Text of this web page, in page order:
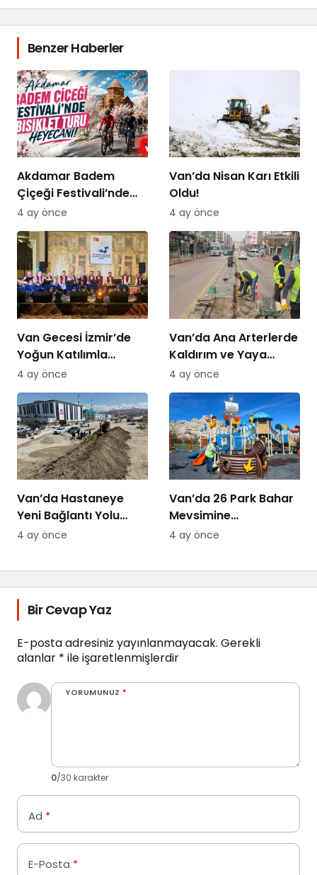
Benzer Haberler
Akdamar Badem
Çiçeği Festivali’nde
Bisiklet Turu Heyecanı
4 ay önce
Van’da Nisan Karı Etkili
Oldu!
4 ay önce
Van Gecesi İzmir’de
Yoğun Katılımla
Düzenlendi
4 ay önce
Van’da Ana Arterlerde
Kaldırım ve Yaya
Yolları Yenileniyor
4 ay önce
Van’da Hastaneye
Yeni Bağlantı Yolu
Yapılıyor
4 ay önce
Van’da 26 Park Bahar
Mevsimine
Hazırlanıyor
4 ay önce
Bir Cevap Yaz
E-posta adresiniz yayınlanmayacak. Gerekli
alanlar * ile işaretlenmişlerdir
YORUMUNUZ *
0/30 karakter
Ad *
E-Posta *